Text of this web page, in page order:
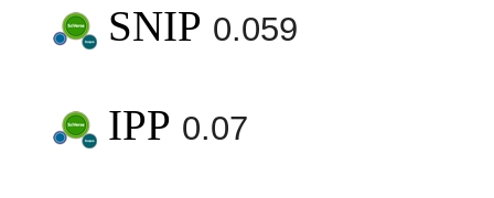
SNIP 0.059
IPP 0.07